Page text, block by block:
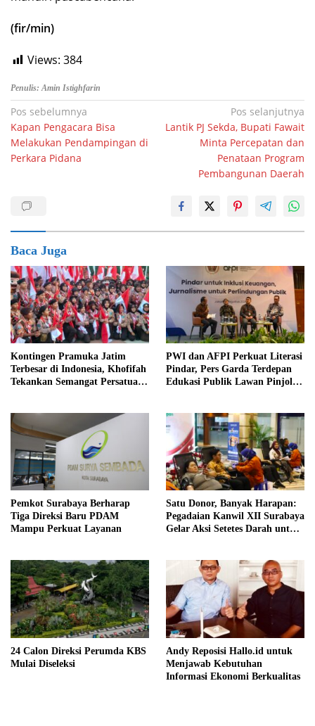
(fir/min)
Views: 384
Penulis: Amin Istighfarin
Navigasi
pos
Pos sebelumnya
Kapan Pengacara Bisa
Melakukan Pendampingan di
Perkara Pidana
Pos selanjutnya
Lantik PJ Sekda, Bupati Fawait
Minta Percepatan dan
Penataan Program
Pembangunan Daerah
Baca Juga
Kontingen Pramuka Jatim
Terbesar di Indonesia, Khofifah
Tekankan Semangat Persatuan
PWI dan AFPI Perkuat Literasi
Pindar, Pers Garda Terdepan
Edukasi Publik Lawan Pinjol
Pemkot Surabaya Berharap
Tiga Direksi Baru PDAM
Mampu Perkuat Layanan
Satu Donor, Banyak Harapan:
Pegadaian Kanwil XII Surabaya
Gelar Aksi Setetes Darah untuk
24 Calon Direksi Perumda KBS
Mulai Diseleksi
Andy Reposisi Hallo.id untuk
Menjawab Kebutuhan
Informasi Ekonomi Berkualitas